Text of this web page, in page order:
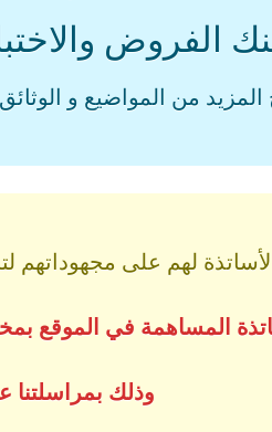
الفروض
من المواضيع و
لهم على مجهوداتهم
المساهمة في الموقع
وذلك بمراسلتنا